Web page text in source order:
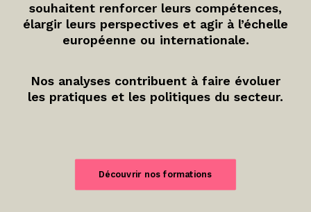
souhaitent renforcer leurs compétences,
élargir leurs perspectives et agir à l’échelle
européenne ou internationale.
Nos analyses contribuent à faire évoluer
les pratiques et les politiques du secteur.
Découvrir nos formations